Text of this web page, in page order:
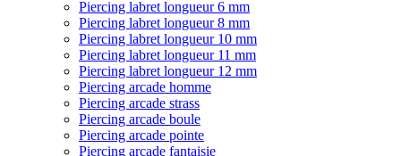
Piercing labret longueur 6 mm
Piercing labret longueur 8 mm
Piercing labret longueur 10 mm
Piercing labret longueur 11 mm
Piercing labret longueur 12 mm
Piercing arcade homme
Piercing arcade strass
Piercing arcade boule
Piercing arcade pointe
Piercing arcade fantaisie